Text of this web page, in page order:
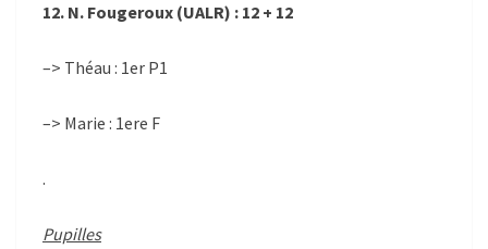
12. N. Fougeroux (UALR) : 12 + 12
–> Théau : 1er P1
–> Marie : 1ere F
.
Pupilles